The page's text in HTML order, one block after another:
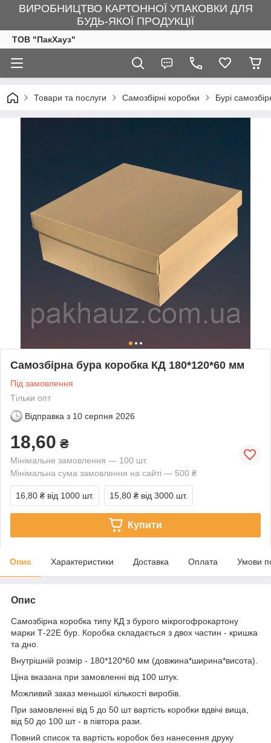
ВИРОБНИЦТВО КАРТОННОЇ УПАКОВКИ ДЛЯ
БУДЬ-ЯКОЇ ПРОДУКЦІЇ
ТОВ "ПакХауз"
Товари та послуги Самозбірні коробки Бурі
Самозбірна бура коробка КД 180*120*60 мм
Під замовлення
Тільки опт
Відправка з 10 серпня 2026
18,60 ₴
Мінімальне замовлення — 100 шт.
Мінімальна сума замовлення на сайті — 500 ₴
16,80 ₴ від 1000 шт. 15,80 ₴ від 3000 шт.
Купити
Опис Характеристики Доставка Оплата Умови
Опис
Самозбірна коробка типу КД з бурого мікрогофрокартону
марки Т-22Е бур. Коробка складається з двох частин - кришка
та дно.
Внутрішній розмір - 180*120*60 мм (довжина*ширина*висота).
Ціна вказана при замовленні від 100 штук.
Можливий заказ меньшої кількості виробів.
При замовленні від 5 до 50 шт вартість коробки вдвічі вища,
від 50 до 100 шт - в півтора рази.
Повний список та вартість коробок без нанесення друку